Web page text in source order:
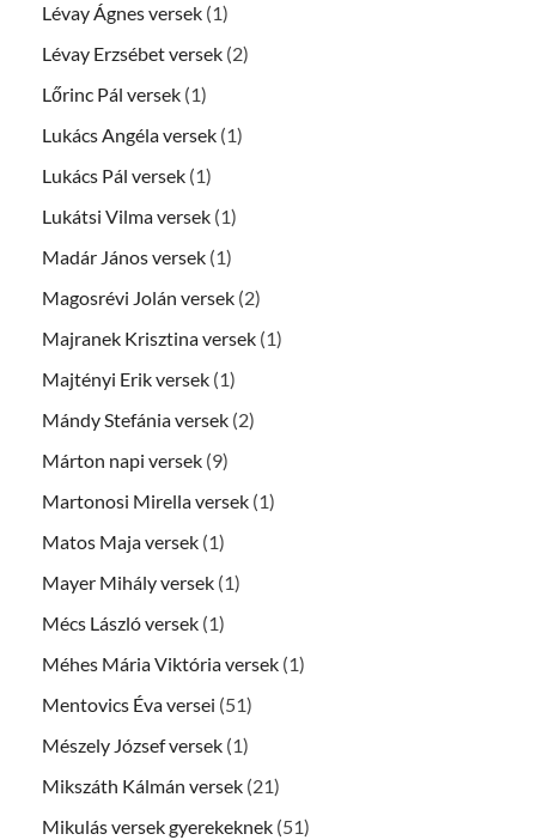
Lévay Ágnes versek (1)
Lévay Erzsébet versek (2)
Lőrinc Pál versek (1)
Lukács Angéla versek (1)
Lukács Pál versek (1)
Lukátsi Vilma versek (1)
Madár János versek (1)
Magosrévi Jolán versek (2)
Majranek Krisztina versek (1)
Majtényi Erik versek (1)
Mándy Stefánia versek (2)
Márton napi versek (9)
Martonosi Mirella versek (1)
Matos Maja versek (1)
Mayer Mihály versek (1)
Mécs László versek (1)
Méhes Mária Viktória versek (1)
Mentovics Éva versei (51)
Mészely József versek (1)
Mikszáth Kálmán versek (21)
Mikulás versek gyerekeknek (51)